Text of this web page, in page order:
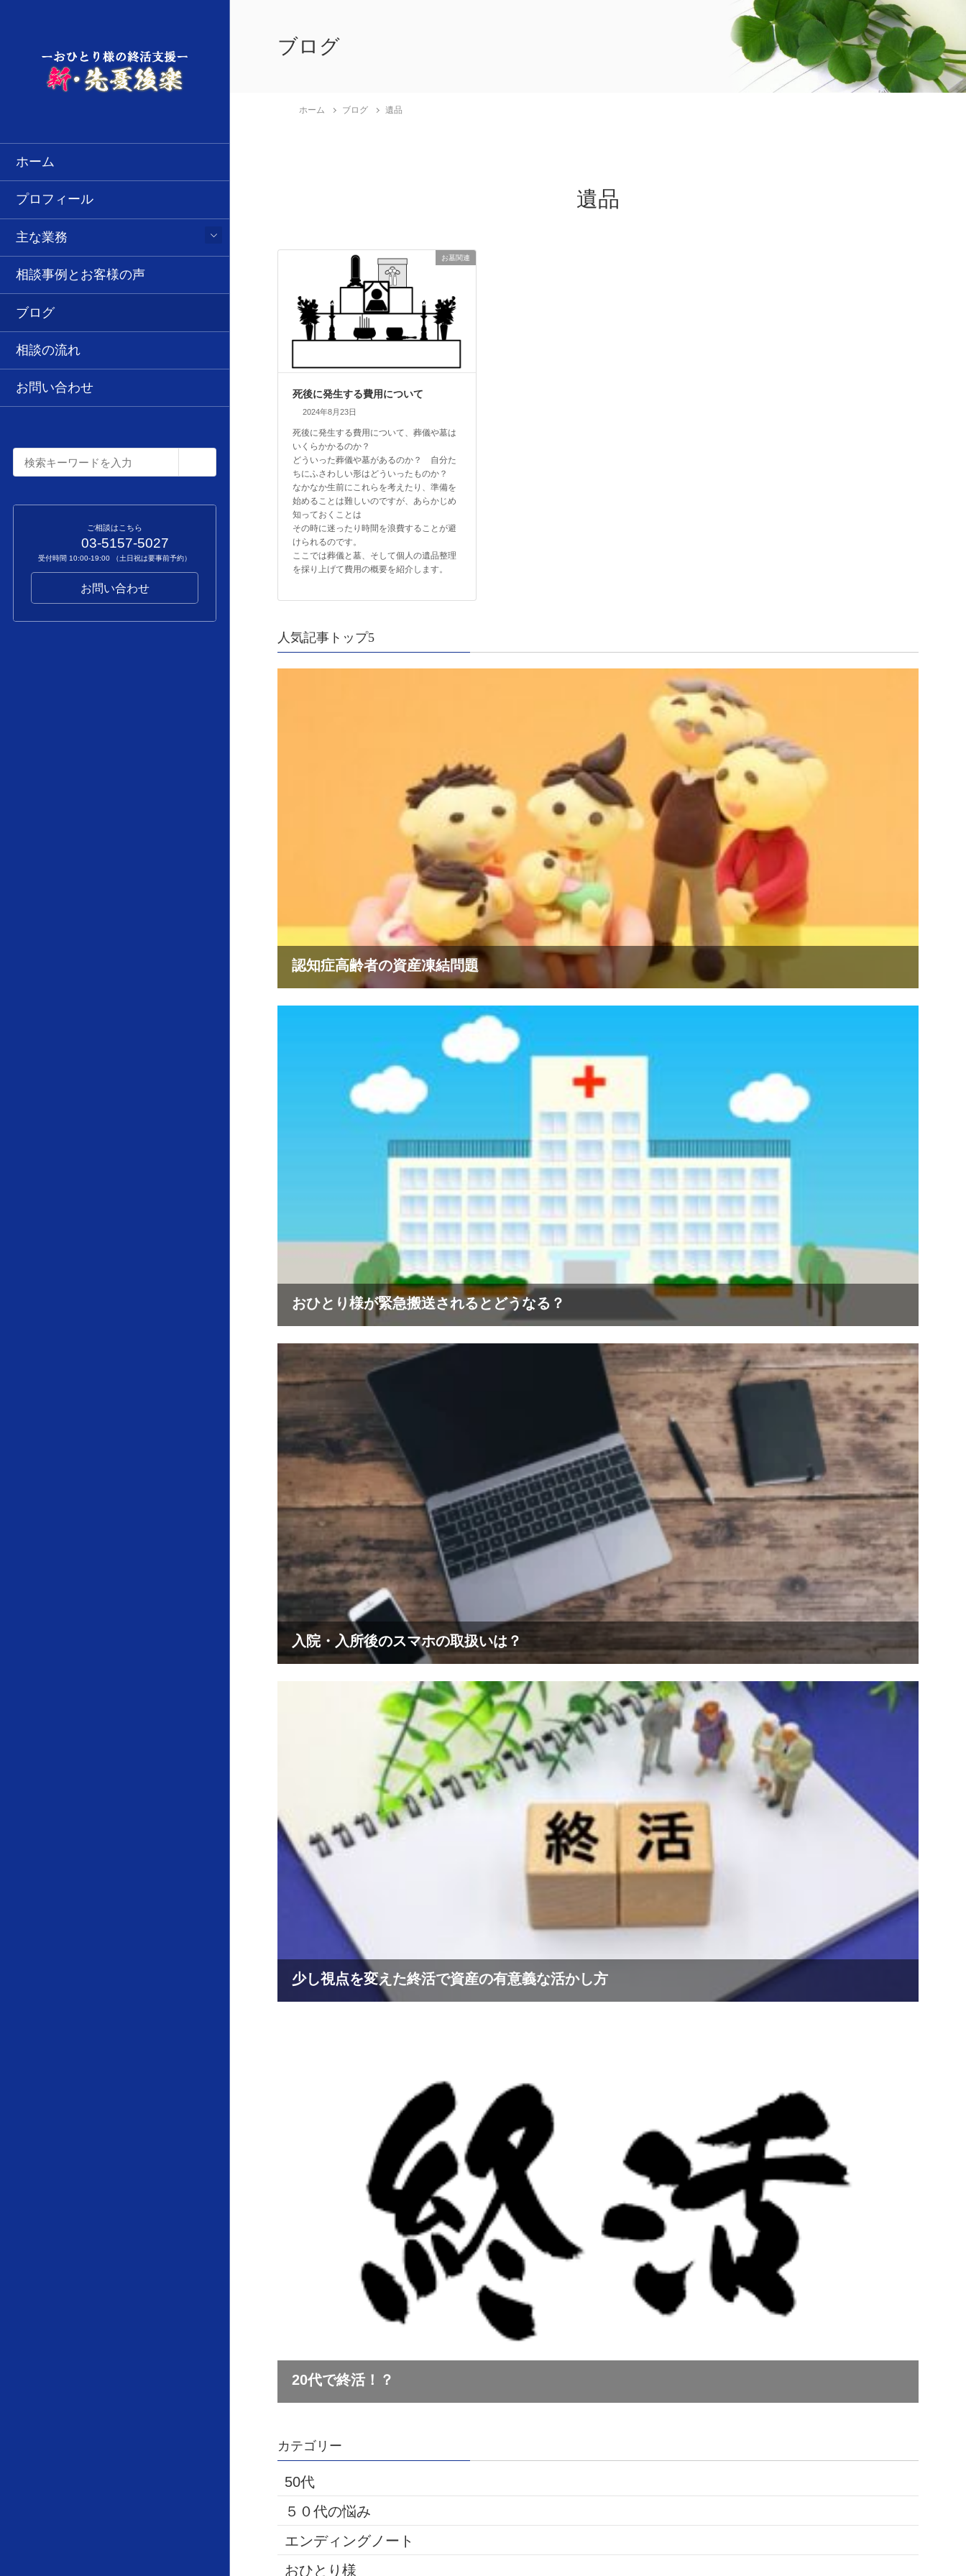
ホーム
プロフィール
主な業務
相談事例とお客様の声
ブログ
相談の流れ
お問い合わせ
ご相談はこちら
03-5157-5027
受付時間 10:00-19:00 （土日祝は要事前予約）
お問い合わせ
ブログ
ホーム ブログ 遺品
遺品
お墓関連
死後に発生する費用について
2024年8月23日
死後に発生する費用について、葬儀や墓は
いくらかかるのか？
どういった葬儀や墓があるのか？ 自分た
ちにふさわしい形はどういったものか？
なかなか生前にこれらを考えたり、準備を
始めることは難しいのですが、あらかじめ
知っておくことは
その時に迷ったり時間を浪費することが避
けられるのです。
ここでは葬儀と墓、そして個人の遺品整理
を採り上げて費用の概要を紹介します。
人気記事トップ5
カテゴリー
50代
５０代の悩み
エンディングノート
おひとり様